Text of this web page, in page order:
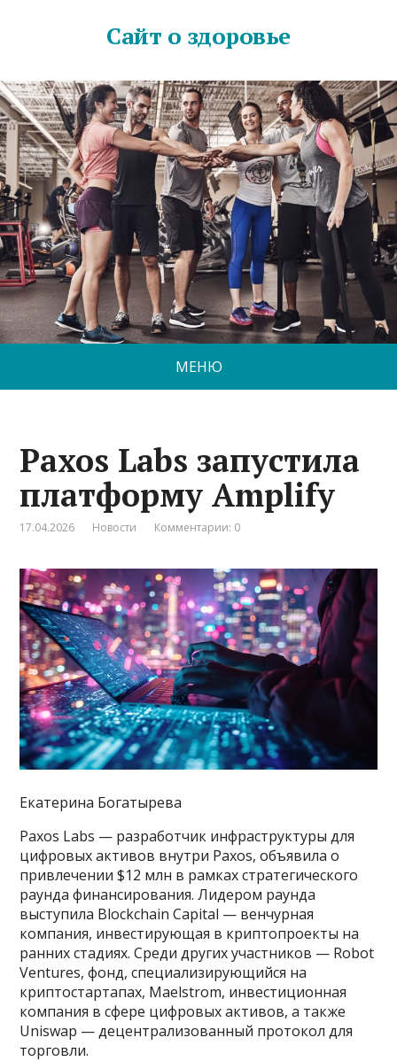
Сайт о здоровье
МЕНЮ
Paxos Labs запустила
платформу Amplify
17.04.2026 Новости Комментарии: 0
Екатерина Богатырева
Paxos Labs — разработчик инфраструктуры для
цифровых активов внутри Paxos, объявила о
привлечении $12 млн в рамках стратегического
раунда финансирования. Лидером раунда
выступила Blockchain Capital — венчурная
компания, инвестирующая в криптопроекты на
ранних стадиях. Среди других участников — Robot
Ventures, фонд, специализирующийся на
криптостартапах, Maelstrom, инвестиционная
компания в сфере цифровых активов, а также
Uniswap — децентрализованный протокол для
торговли.